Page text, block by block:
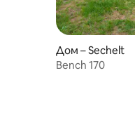
Дом – Sechelt
Bench 170